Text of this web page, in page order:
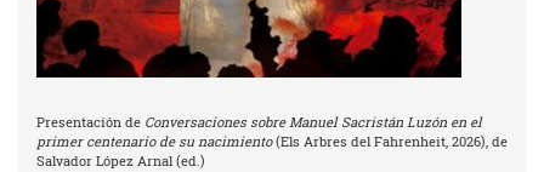
Presentación de Conversaciones sobre Manuel Sacristán Luzón en el
primer centenario de su nacimiento(Els Arbres del Fahrenheit, 2026), de
Salvador López Arnal (ed.)